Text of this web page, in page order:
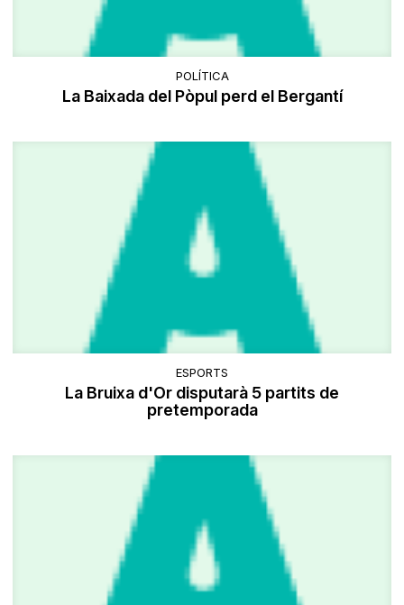
POLÍTICA
La Baixada del Pòpul perd el Bergantí
ESPORTS
La Bruixa d'Or disputarà 5 partits de
pretemporada